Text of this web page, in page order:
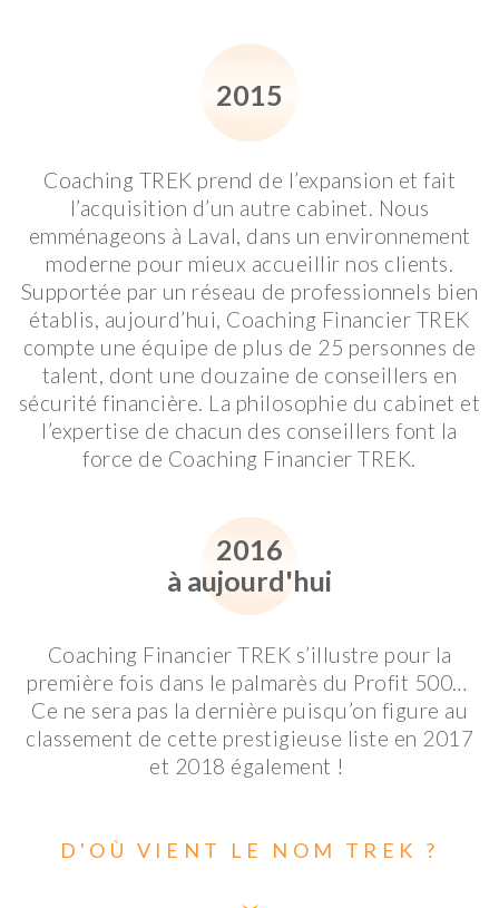
2015
Coaching TREK prend de l’expansion et fait
l’acquisition d’un autre cabinet. Nous
emménageons à Laval, dans un environnement
moderne pour mieux accueillir nos clients.
Supportée par un réseau de professionnels bien
établis, aujourd’hui, Coaching Financier TREK
compte une équipe de plus de 25 personnes de
talent, dont une douzaine de conseillers en
sécurité financière. La philosophie du cabinet et
l’expertise de chacun des conseillers font la
force de Coaching Financier TREK.
2016
à aujourd'hui
Coaching Financier TREK s’illustre pour la
première fois dans le palmarès du Profit 500…
Ce ne sera pas la dernière puisqu’on figure au
classement de cette prestigieuse liste en 2017
et 2018 également !
D'OÙ VIENT LE NOM TREK ?